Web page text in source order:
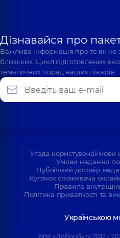
Дізнавайся про
Важлива інформація про те як не
близьких. Цикл підготовлених
тематичних порад наших лікарів…
Угода користувачаУмови
Умови надання
Публічний договір
Куточок споживача
Правила
Політика приватності та
Українською
ММ «Добробут» 2012 -